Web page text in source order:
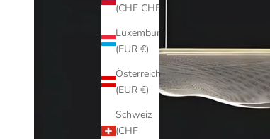
(CHF CHF)
Luxemburg
(EUR €)
Österreich
(EUR €)
Schweiz
(CHF